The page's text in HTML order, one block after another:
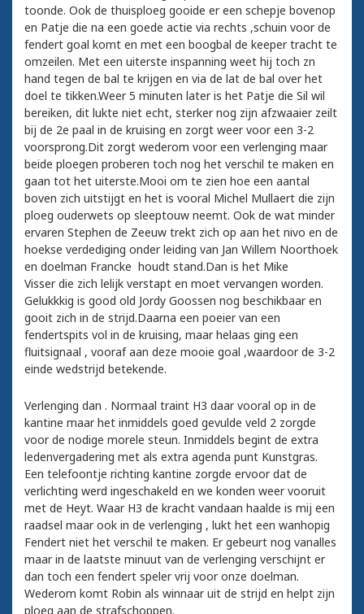
toonde. Ook de thuisploeg gooide er een schepje bovenop
en Patje die na een goede actie via rechts ,schuin voor de
fendert goal komt en met een boogbal de keeper tracht te
omzeilen. Met een uiterste inspanning weet hij toch zn
hand tegen de bal te krijgen en via de lat de bal over het
doel te tikken.Weer 5 minuten later is het Patje die Sil wil
bereiken, dit lukte niet echt, sterker nog zijn afzwaaier zeilt
bij de 2e paal in de kruising en zorgt weer voor een 3-2
voorsprong.Dit zorgt wederom voor een verlenging maar
beide ploegen proberen toch nog het verschil te maken en
gaan tot het uiterste.Mooi om te zien hoe een aantal
boven zich uitstijgt en het is vooral Michel Mullaert die zijn
ploeg ouderwets op sleeptouw neemt. Ook de wat minder
ervaren Stephen de Zeeuw trekt zich op aan het nivo en de
hoekse verdediging onder leiding van Jan Willem Noorthoek
en doelman Francke houdt stand.Dan is het Mike
Visser die zich lelijk verstapt en moet vervangen worden.
Gelukkkig is good old Jordy Goossen nog beschikbaar en
gooit zich in de strijd.Daarna een poeier van een
fendertspits vol in de kruising, maar helaas ging een
fluitsignaal , vooraf aan deze mooie goal ,waardoor de 3-2
einde wedstrijd betekende.
Verlenging dan . Normaal traint H3 daar vooral op in de
kantine maar het inmiddels goed gevulde veld 2 zorgde
voor de nodige morele steun. Inmiddels begint de extra
ledenvergadering met als extra agenda punt Kunstgras.
Een telefoontje richting kantine zorgde ervoor dat de
verlichting werd ingeschakeld en we konden weer vooruit
met de Heyt. Waar H3 de kracht vandaan haalde is mij een
raadsel maar ook in de verlenging , lukt het een wanhopig
Fendert niet het verschil te maken. Er gebeurt nog vanalles
maar in de laatste minuut van de verlenging verschijnt er
dan toch een fendert speler vrij voor onze doelman.
Wederom komt Robin als winnaar uit de strijd en helpt zijn
ploeg aan de strafschoppen.